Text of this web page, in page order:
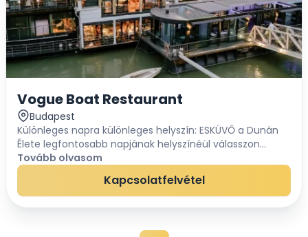
Vogue Boat Restaurant
Budapest
Különleges napra különleges helyszín: ESKÜVŐ a Dunán
Élete legfontosabb napjának helyszínéül válasszon
exkluzív környezetet. A Dunán horgonyzó Vogue hajó
kivételes élményt garantál a gasztronómiának...
Tovább olvasom
Kapcsolatfelvétel